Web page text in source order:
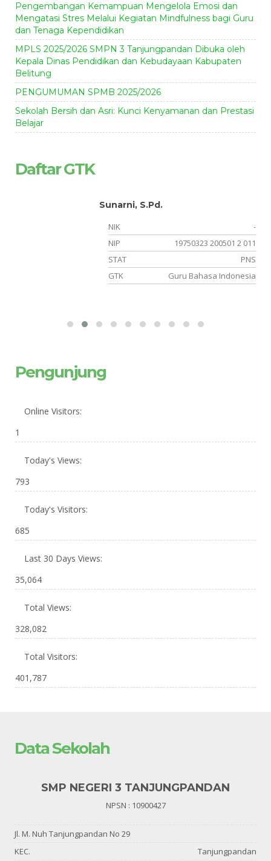
Pengembangan Kemampuan Mengelola Emosi dan
Mengatasi Stres Melalui Kegiatan Mindfulness bagi Guru
dan Tenaga Kependidikan
MPLS 2025/2026 SMPN 3 Tanjungpandan Dibuka oleh
Kepala Dinas Pendidikan dan Kebudayaan Kabupaten
Belitung
PENGUMUMAN SPMB 2025/2026
Sekolah Bersih dan Asri: Kunci Kenyamanan dan Prestasi
Belajar
Daftar GTK
Sunarni, S.Pd.
NIK
-
NIP
19750323 200501 2 011
STAT
PNS
GTK
Guru Bahasa Indonesia
Pengunjung
Online Visitors:
1
Today's Views:
793
Today's Visitors:
685
Last 30 Days Views:
35,064
Total Views:
328,082
Total Visitors:
401,787
Data Sekolah
SMP NEGERI 3 TANJUNGPANDAN
NPSN : 10900427
Jl. M. Nuh Tanjungpandan No 29
KEC.
Tanjungpandan